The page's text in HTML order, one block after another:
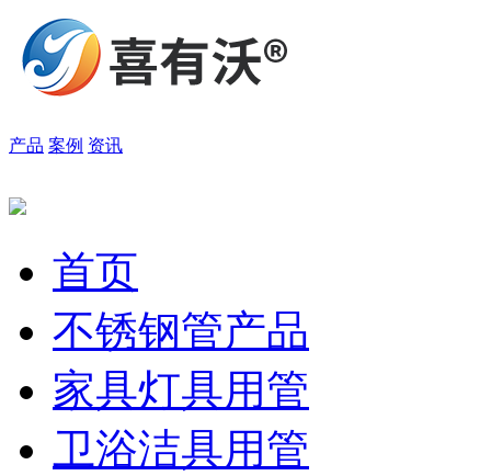
产品 案例 资讯
首页
不锈钢管产品
家具灯具用管
卫浴洁具用管